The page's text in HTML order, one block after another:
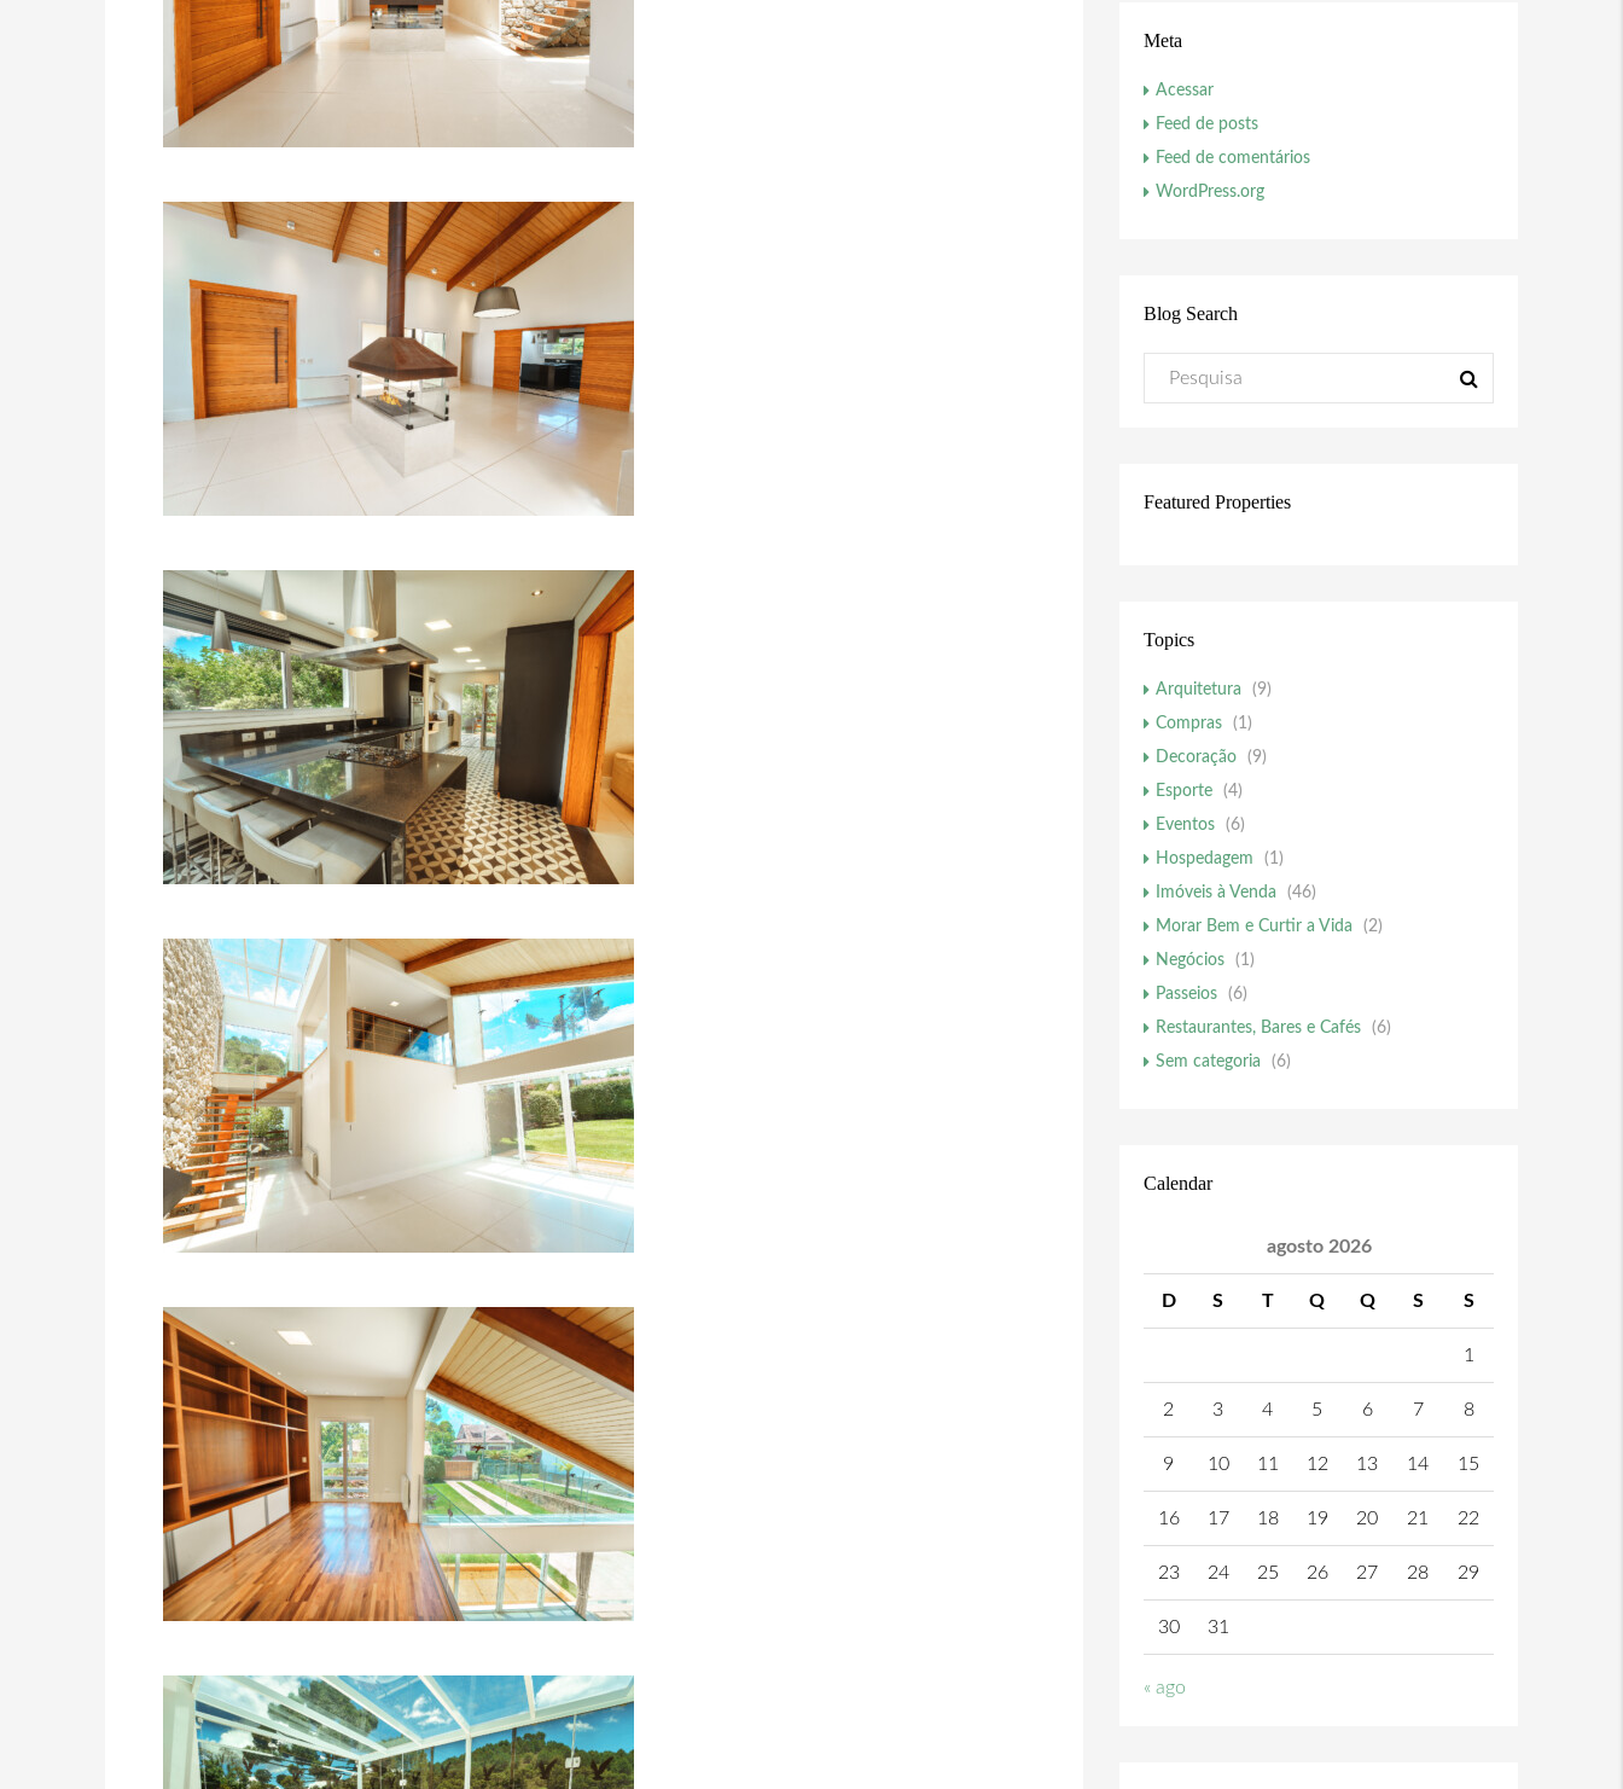
Meta
Acessar
Feed de posts
Feed de comentários
WordPress.org
Blog Search
Featured Properties
Topics
Arquitetura
(9)
Compras
(1)
Decoração
(9)
Esporte
(4)
Eventos
(6)
Hospedagem
(1)
Imóveis à Venda
(46)
Morar Bem e Curtir a Vida
(2)
Negócios
(1)
Passeios
(6)
Restaurantes, Bares e Cafés
(6)
Sem categoria
(6)
Calendar
agosto 2026
D S T Q Q S S
1
2 3 4 5 6 7 8
9 10 11 12 13 14 15
16 17 18 19 20 21 22
23 24 25 26 27 28 29
30 31
« ago